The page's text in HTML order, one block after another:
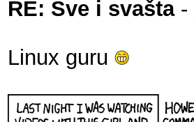
RE: Sve i svašta-
Linux guru